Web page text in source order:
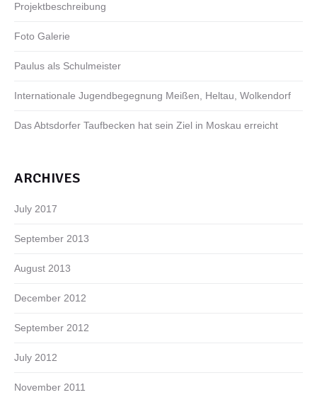
Projektbeschreibung
Foto Galerie
Paulus als Schulmeister
Internationale Jugendbegegnung Meißen, Heltau, Wolkendorf
Das Abtsdorfer Taufbecken hat sein Ziel in Moskau erreicht
ARCHIVES
July 2017
September 2013
August 2013
December 2012
September 2012
July 2012
November 2011